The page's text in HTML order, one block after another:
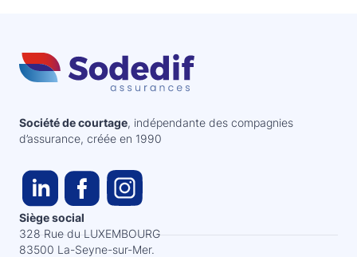
Société de courtage, indépendante des compagnies
d’assurance, créée en 1990
Siège social
328 Rue du LUXEMBOURG
83500 La-Seyne-sur-Mer.